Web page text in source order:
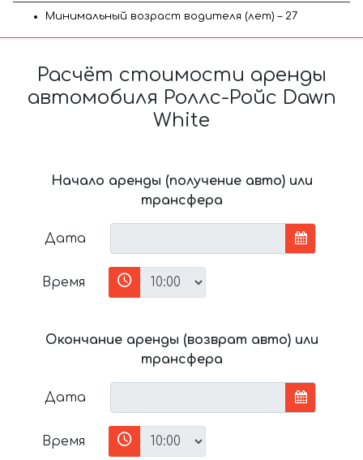
Минимальный возраст водителя (лет) – 27
Расчёт стоимости аренды
автомобиля Роллс-Ройс Dawn
White
Начало аренды (получение авто) или
трансфера
Дата
Время
Окончание аренды (возврат авто) или
трансфера
Дата
Время